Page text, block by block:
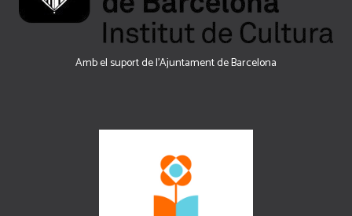
Amb el suport de l’Ajuntament de Barcelona